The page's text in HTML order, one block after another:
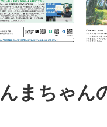
まちゃ